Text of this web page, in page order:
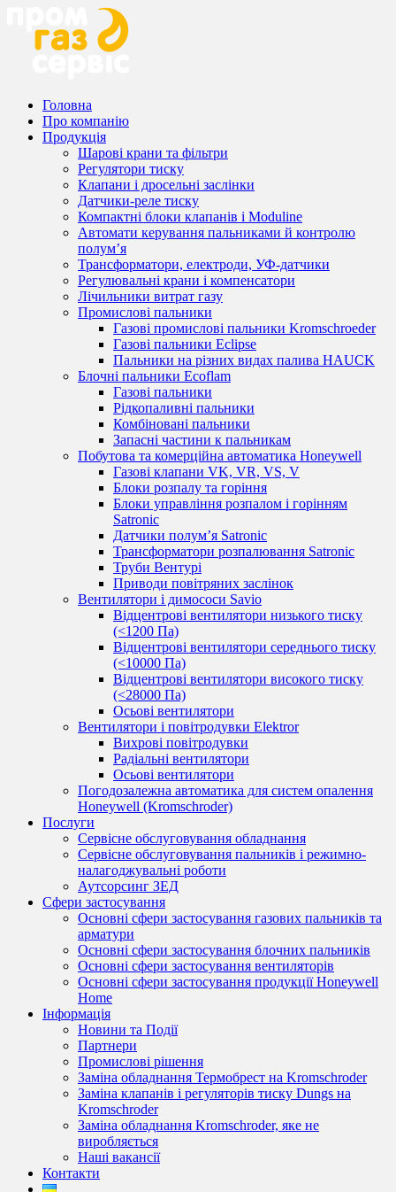
Головна
Про компанію
Продукція
Шарові крани та фільтри
Регулятори тиску
Клапани і дросельні заслінки
Датчики-реле тиску
Компактні блоки клапанів і Moduline
Автомати керування пальниками й контролю
полум’я
Трансформатори, електроди, УФ-датчики
Регулювальні крани і компенсатори
Лічильники витрат газу
Промислові пальники
Газові промислові пальники Kromschroeder
Газові пальники Eclipse
Пальники на різних видах палива HAUCK
Блочні пальники Ecoflam
Газові пальники
Рідкопаливні пальники
Комбіновані пальники
Запасні частини к пальникам
Побутова та комерційна автоматика Honeywell
Газові клапани VK, VR, VS, V
Блоки розпалу та горіння
Блоки управління розпалом і горінням
Satronic
Датчики полум’я Satronic
Трансформатори розпалювання Satronic
Труби Вентурі
Приводи повітряних заслінок
Вентилятори і димососи Savio
Відцентрові вентилятори низького тиску
(<1200 Па)
Відцентрові вентилятори середнього тиску
(<10000 Па)
Відцентрові вентилятори високого тиску
(<28000 Па)
Осьові вентилятори
Вентилятори і повітродувки Elektror
Вихрові повітродувки
Радіальні вентилятори
Осьові вентилятори
Погодозалежна автоматика для систем опалення
Honeywell (Kromschroder)
Послуги
Сервісне обслуговування обладнання
Сервісне обслуговування пальників і режимно-
налагоджувальні роботи
Аутсорсинг ЗЕД
Сфери застосування
Основні сфери застосування газових пальників та
арматури
Основні сфери застосування блочних пальників
Основні сфери застосування вентиляторів
Основні сфери застосування продукції Honeywell
Home
Інформація
Новини та Події
Партнери
Промислові рішення
Заміна обладнання Термобрест на Kromschroder
Заміна клапанів і регуляторів тиску Dungs на
Kromschroder
Заміна обладнання Kromschroder, яке не
виробляється
Наші вакансії
Контакти